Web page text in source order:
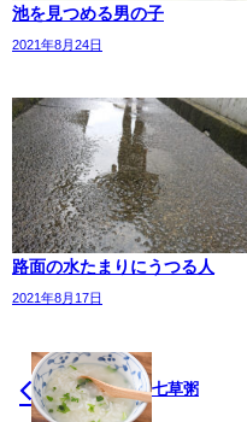
池を見つめる男の子
2021年8月24日
路面の水たまりにうつる人
2021年8月17日
七草粥